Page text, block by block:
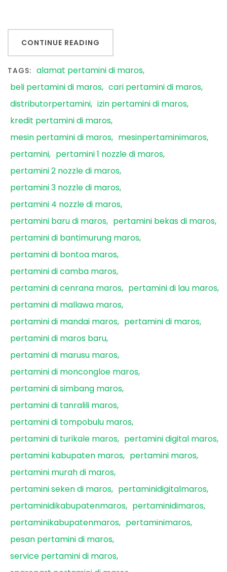
CONTINUE READING
TAGS: alamat pertamini di maros
beli pertamini di maros cari pertamini di maros
distributorpertamini izin pertamini di maros
kredit pertamini di maros
mesin pertamini di maros
mesinpertaminimaros
pertamini
pertamini 1 nozzle di maros
pertamini 2 nozzle di maros
pertamini 3 nozzle di maros
pertamini 4 nozzle di maros
pertamini baru di maros
pertamini bekas di maros
pertamini di bantimurung maros
pertamini di bontoa maros
pertamini di camba maros
pertamini di cenrana maros
pertamini di lau maros
pertamini di mallawa maros
pertamini di mandai maros
pertamini di maros
pertamini di maros baru
pertamini di marusu maros
pertamini di moncongloe maros
pertamini di simbang maros
pertamini di tanralili maros
pertamini di tompobulu maros
pertamini di turikale maros
pertamini digital maros
pertamini kabupaten maros
pertamini maros
pertamini murah di maros
pertamini seken di maros
pertaminidigitalmaros
pertaminidikabupatenmaros
pertaminidimaros
pertaminikabupatenmaros
pertaminimaros
pesan pertamini di maros
service pertamini di maros